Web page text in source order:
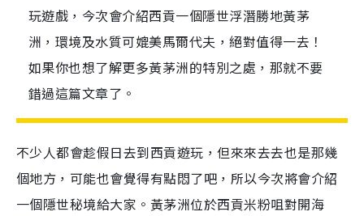
玩遊戲，今次會介紹西貢一個隱世浮潛勝地黃茅
洲，環境及水質可媲美馬爾代夫，絕對值得一去！
如果你也想了解更多黃茅洲的特別之處，那就不要
錯過這篇文章了。
不少人都會趁假日去到西貢遊玩，但來來去去也是那幾
個地方，可能也會覺得有點悶了吧，所以今次將會介紹
一個隱世秘境給大家。黃茅洲位於西貢米粉咀對開海